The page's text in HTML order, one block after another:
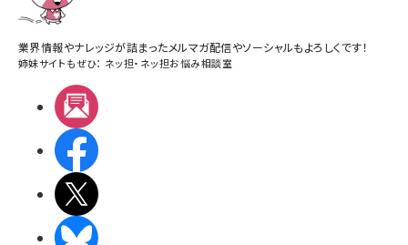
業界情報やナレッジが詰まったメルマガ配信やソーシャルもよろしくです！
姉妹サイトもぜひ： ネッ担・ ネッ担お悩み相談室